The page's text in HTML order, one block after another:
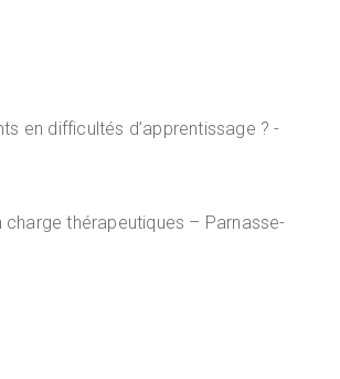
en difficultés d’apprentissage ? -
thérapeutiques – Parnasse-